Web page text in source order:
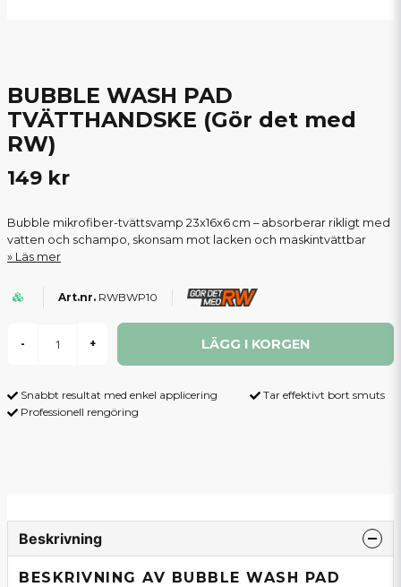
BUBBLE WASH PAD
TVÄTTHANDSKE (Gör det med
RW)
149 kr
Bubble mikrofiber-tvättsvamp 23x16x6 cm – absorberar rikligt med
vatten och schampo, skonsam mot lacken och maskintvättbar
Läs mer
RWBWP10
- + LÄGG I KORGEN
Snabbt resultat med enkel applicering
Tar effektivt bort smuts
Professionell rengöring
Beskrivning
BESKRIVNING AV BUBBLE WASH PAD